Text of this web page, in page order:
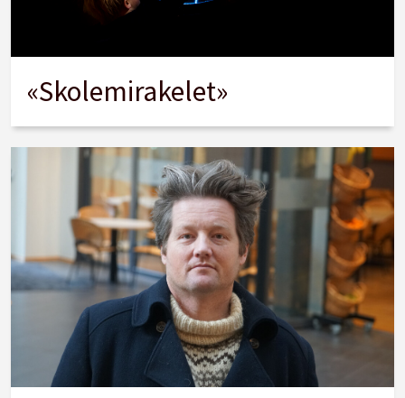
«Skolemirakelet»